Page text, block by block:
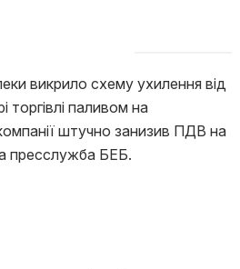
викрило схему ухилення від
торгівлі паливом на
штучно занизив ПДВ на
пресслужба БЕБ.